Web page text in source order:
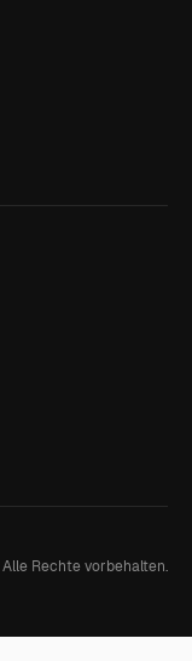
Alle Rechte vorbehalten.